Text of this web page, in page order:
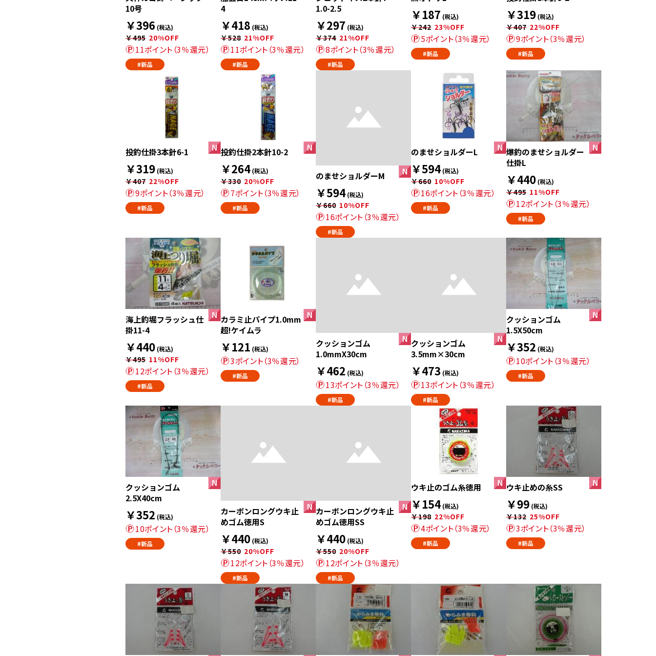
10号
￥396 (税込)
￥495 20%OFF
11ポイント（3％還元）
#新品
4
￥418 (税込)
￥528 21%OFF
11ポイント（3％還元）
#新品
1.0-2.5
￥297 (税込)
￥374 21%OFF
8ポイント（3％還元）
#新品
￥187 (税込)
￥242 23%OFF
5ポイント（3％還元）
#新品
￥319 (税込)
￥407 22%OFF
9ポイント（3％還元）
#新品
投釣仕掛3本針6-1
￥319 (税込)
￥407 22%OFF
9ポイント（3％還元）
#新品
投釣仕掛2本針10-2
￥264 (税込)
￥330 20%OFF
7ポイント（3％還元）
#新品
のませショルダーM
￥594 (税込)
￥660 10%OFF
16ポイント（3％還元）
#新品
のませショルダーL
￥594 (税込)
￥660 10%OFF
16ポイント（3％還元）
#新品
爆釣のませショルダー
仕掛L
￥440 (税込)
￥495 11%OFF
12ポイント（3％還元）
#新品
海上釣堀フラッシュ仕
掛11-4
￥440 (税込)
￥495 11%OFF
12ポイント（3％還元）
#新品
カラミ止パイプ1.0mm
超!ケイムラ
￥121 (税込)
3ポイント（3％還元）
#新品
クッションゴム
1.0mmX30cm
￥462 (税込)
13ポイント（3％還元）
#新品
クッションゴム
3.5mm×30cm
￥473 (税込)
13ポイント（3％還元）
#新品
クッションゴム
1.5X50cm
￥352 (税込)
10ポイント（3％還元）
#新品
クッションゴム
2.5X40cm
￥352 (税込)
10ポイント（3％還元）
#新品
カーボンロングウキ止
めゴム徳用S
￥440 (税込)
￥550 20%OFF
12ポイント（3％還元）
#新品
カーボンロングウキ止
めゴム徳用SS
￥440 (税込)
￥550 20%OFF
12ポイント（3％還元）
#新品
ウキ止のゴム糸徳用
￥154 (税込)
￥198 22%OFF
4ポイント（3％還元）
#新品
ウキ止めの糸SS
￥99 (税込)
￥132 25%OFF
3ポイント（3％還元）
#新品